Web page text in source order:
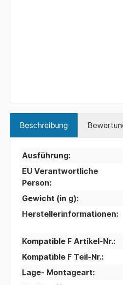
Beschreibung
Ausführung:
EU Verantwortliche
Person:
Gewicht (in g):
Herstellerinformationen:
Kompatible F Artikel-Nr.:
Kompatible F Teil-Nr.:
Lage- Montageart: